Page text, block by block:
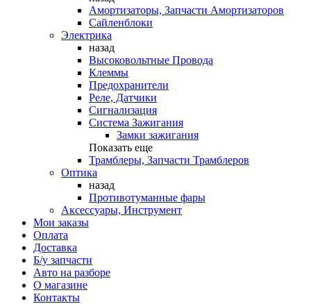
Амортизаторы, Запчасти Амортизаторов
Сайленблоки
Электрика
назад
Высоковольтные Провода
Клеммы
Предохранители
Реле, Датчики
Сигнализация
Система Зажигания
Замки зажигания
Показать еще
Трамблеры, Запчасти Трамблеров
Оптика
назад
Противотуманные фары
Аксессуары, Инструмент
Мои заказы
Оплата
Доставка
Б/у запчасти
Авто на разборе
О магазине
Контакты